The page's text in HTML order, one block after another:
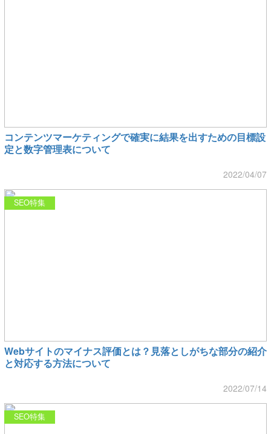
コンテンツマーケティングで確実に結果を出すための目標設
定と数字管理表について
2022/04/07
SEO特集
Webサイトのマイナス評価とは？見落としがちな部分の紹介
と対応する方法について
2022/07/14
SEO特集